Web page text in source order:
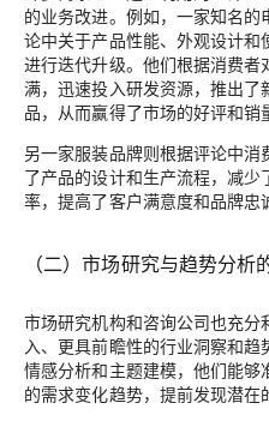
的业务改进。例如，一家知名
论中关于产品性能、外观设计
进行迭代升级。他们根据消费
满，迅速投入研发资源，推出
品，从而赢得了市场的好评和销
另一家服装品牌则根据评论中
了产品的设计和生产流程，减
率，提高了客户满意度和品牌忠
（二）市场研究与趋势分析
市场研究机构和咨询公司也充
入、更具前瞻性的行业洞察和
情感分析和主题建模，他们能
的需求变化趋势，提前发现潜在